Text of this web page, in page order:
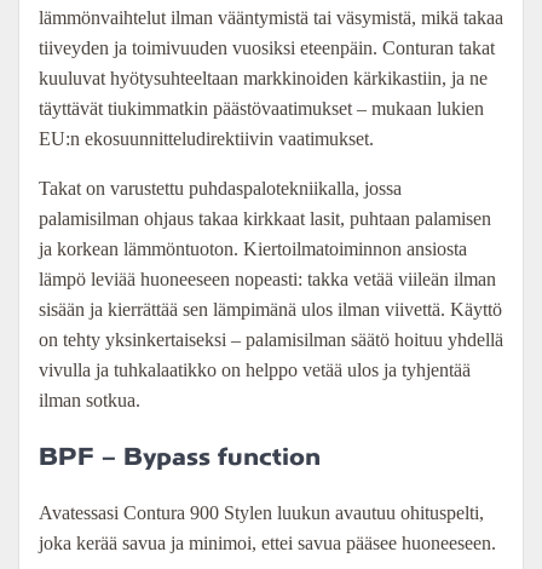
lämmönvaihtelut ilman vääntymistä tai väsymistä, mikä takaa
tiiveyden ja toimivuuden vuosiksi eteenpäin. Conturan takat
kuuluvat hyötysuhteeltaan markkinoiden kärkikastiin, ja ne
täyttävät tiukimmatkin päästövaatimukset – mukaan lukien
EU:n ekosuunnitteludirektiivin vaatimukset.
Takat on varustettu puhdaspalotekniikalla, jossa
palamisilman ohjaus takaa kirkkaat lasit, puhtaan palamisen
ja korkean lämmöntuoton. Kiertoilmatoiminnon ansiosta
lämpö leviää huoneeseen nopeasti: takka vetää viileän ilman
sisään ja kierrättää sen lämpimänä ulos ilman viivettä. Käyttö
on tehty yksinkertaiseksi – palamisilman säätö hoituu yhdellä
vivulla ja tuhkalaatikko on helppo vetää ulos ja tyhjentää
ilman sotkua.
BPF – Bypass function
Avatessasi Contura 900 Stylen luukun avautuu ohituspelti,
joka kerää savua ja minimoi, ettei savua pääsee huoneeseen.